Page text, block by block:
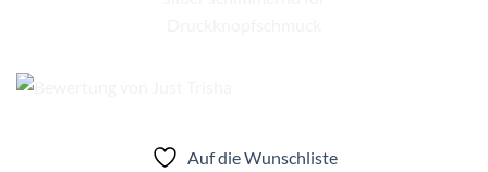
Auf die Wunschliste